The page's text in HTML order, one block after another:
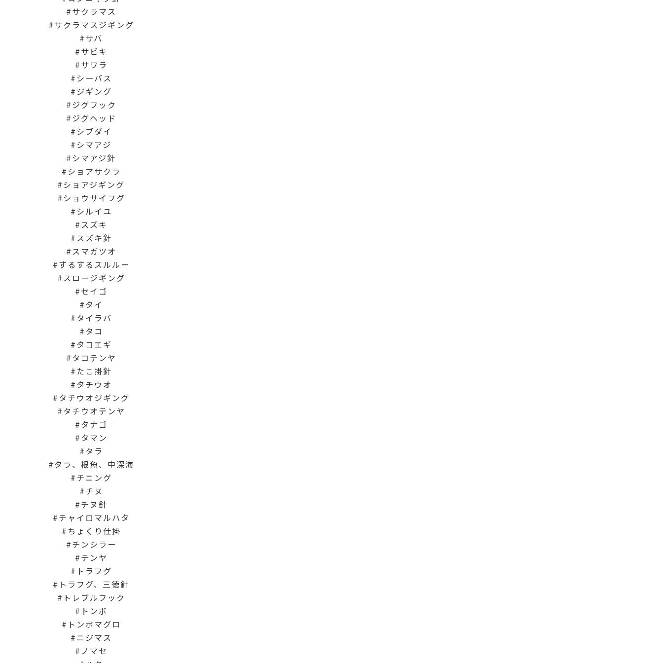
サクラマス
サクラマスジギング
サバ
サビキ
サワラ
シーバス
ジギング
ジグフック
ジグヘッド
シブダイ
シマアジ
シマアジ針
ショアサクラ
ショアジギング
ショウサイフグ
シルイユ
スズキ
スズキ針
スマガツオ
するするスルルー
スロージギング
セイゴ
タイ
タイラバ
タコ
タコエギ
タコテンヤ
たこ掛針
タチウオ
タチウオジギング
タチウオテンヤ
タナゴ
タマン
タラ
タラ、根魚、中深海
チニング
チヌ
チヌ針
チャイロマルハタ
ちょくり仕掛
チンシラー
テンヤ
トラフグ
トラフグ、三徳針
トレブルフック
トンボ
トンボマグロ
ニジマス
ノマセ